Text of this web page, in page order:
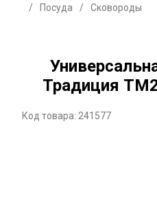
/
Посуда / Сковороды
Традиция
Код товара: 241577